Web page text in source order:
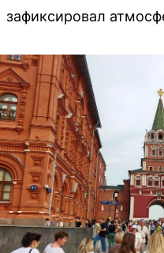
зафиксировал